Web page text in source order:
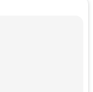
Tận Cho Bé Yêu
yêu, thu hút sự chú ý của